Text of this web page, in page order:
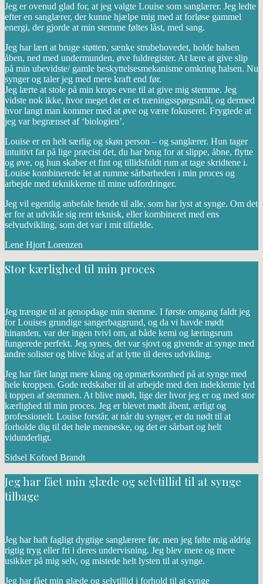
Jeg er ovenud glad for, at jeg valgte Louise som sanglærer. Jeg ledte
efter en sanglærer, der kunne hjælpe mig med at forløse gammel
energi, der gjorde at min stemme føltes låst, med sang.
Jeg har lært at bruge støtten, sænke strubehovedet, holde halsen
åben, ned med undermunden, øve fuldregister. At lære at give slip
på min ubevidste/ gamle beskyttelsesmekanisme omkring halsen. Nu
synger og taler jeg med mere kraft end før.
Jeg lærte at stole på min krops evne til at give mig stemme. Jeg
vidste nok ikke, hvor meget det er et træningsspørgsmål, og dermed
hvor langt man kommer med at øve og være fokuseret. Frygtede at
jeg var begrænset af ‘biologien’.
Louise er en helt særlig og skøn person – og sanglærer. Hun tager
intuitivt fat på lige præcist det, du har brug for at slippe, åbne, flytte
og øve, og hun skaber et fint og tillidsfuldt rum at tage skridtene i.
Louise kombinerede let at rumme sårbarheden i min proces og
arbejde med teknikkerne til mine udfordringer.
Jeg vil egentlig anbefale hende til alle, som har lyst at synge. Om det
er for at udvikle sig rent teknisk, eller kombineret med ens
selvudvikling, som det var i mit tilfælde.
Lene Hjort Lorenzen
Stor kærlighed til min proces
Jeg trængte til at genopdage min stemme. I første omgang faldt jeg
for Louises grundige sangerbaggrund, og da vi havde mødt
hinanden, var der ingen tvivl om, at både kemi og læringsrum
fungerede perfekt. Jeg synes, det var sjovt og givende at synge med
andre solister og blive klog af at lytte til deres udvikling.
Jeg har fået langt mere klang og opmærksomhed på at synge med
hele kroppen. Gode redskaber til at arbejde med den indeklemte lyd
i toppen af stemmen. At blive mødt, lige der hvor jeg er og med stor
kærlighed til min proces. Jeg er blevet mødt åbent, ærligt og
professionelt. Louise forstår, at når du synger, er du nødt til at
forholde dig til det hele menneske, og det er sårbart og helt
vidunderligt.
Sidsel Kofoed Brandt
Jeg har fået min glæde og selvtillid til at synge
tilbage
Jeg har haft fagligt dygtige sanglærere før, men jeg følte mig aldrig
rigtig tryg eller fri i deres undervisning. Jeg blev mere og mere
usikker på mig selv, og mistede helt lysten til at synge.
Jeg har fået min glæde og selvtillid i forhold til at synge